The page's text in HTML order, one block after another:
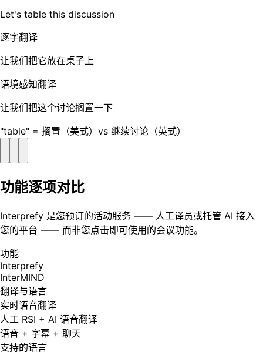
Let's table this discussion
逐字翻译
让我们把它放在桌子上
语境感知翻译
让我们把这个讨论搁置一下
"table" = 搁置（美式）vs 继续讨论（英式）
功能逐项对比
Interprefy 是您预订的活动服务 —— 人工译员或托管 AI 接入
您的平台 —— 而非您点击即可使用的会议功能。
功能
Interprefy
InterMIND
翻译与语言
实时语音翻译
人工 RSI + AI 语音翻译
语音 + 字幕 + 聊天
支持的语言